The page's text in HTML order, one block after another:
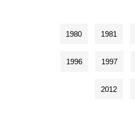
1980 1981
1996 1997
2012